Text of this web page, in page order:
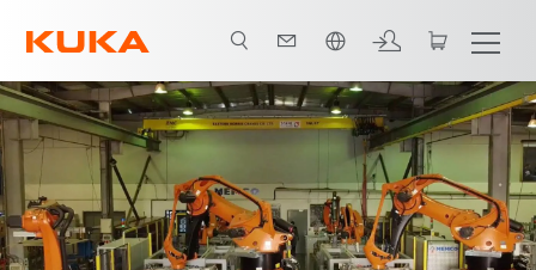
모든 시스템 파트너